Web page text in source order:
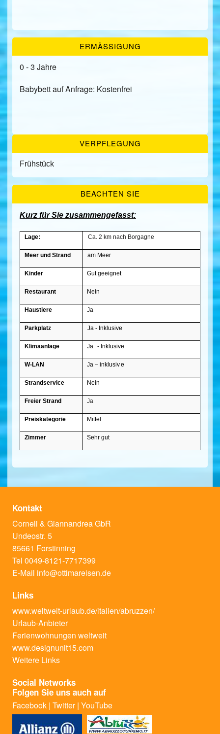
ERMÄSSIGUNG
0 - 3 Jahre
Babybett auf Anfrage: Kostenfrei
VERPFLEGUNG
Frühstück
BEACHTEN SIE
Kurz für Sie zusammengefasst:
Lage: Ca. 2 km nach Borgagne
Meer und Strand am Meer
Kinder Gut geeignet
Restaurant Nein
Haustiere Ja
Parkplatz Ja - Inklusive
Klimaanlage Ja - Inklusive
W-LAN Ja – inklusive
Strandservice Nein
Freier Strand Ja
Preiskategorie Mittel
Zimmer Sehr gut
Kontakt
Corneli & Giannandrea GbR
Undeostr. 5
85661 Forstinning
Tel 0049-8121-7717399
E-Mail info@ottimareisen.de
Links
www.weltweit-urlaub.de/italien/abruzzen/
Urlaub-Anbieter
Ferienwohnungen weltweit
www.designunit15.com
Weitere Links
Social Networks
Folgen Sie uns auch auf
Facebook | Twitter| YouTube